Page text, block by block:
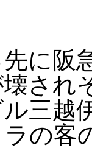
に阪
壊され
三越
ラの客